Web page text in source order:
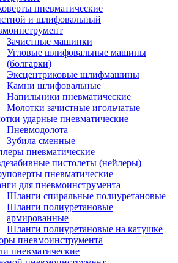
пневматические
и шлифовальный
Зачистные машинки
Угловые шлифовальные машины
(болгарки)
Эксцентриковые шлифмашины
Камни шлифовальные
Напильники пневматические
Молотки зачистные игольчатые
ударные пневматические
Пневмодолота
Зубила сменные
пневматические
пистолеты (нейлеры)
пневматические
для пневмоинструмента
Шланги спиральные полиуретановые
Шланги полиуретановые
армированные
Шланги полиуретановые на катушке
пневмоинструмента
пневматические